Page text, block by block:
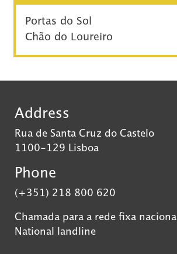
Portas do Sol
Chão do Loureiro
Address
Rua de Santa Cruz do Castelo
1100-129 Lisboa
Phone
(+351) 218 800 620
Chamada para a rede fixa nacional
National landline